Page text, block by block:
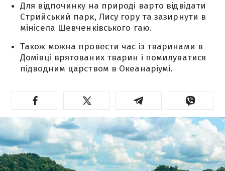
Для відпочинку на природі варто відвідати
Стрийський парк, Лису гору та зазирнути в
мінісела Шевченківського гаю.
Також можна провести час із тваринами в
Домівці врятованих тварин і помилуватися
підводним царством в Океанаріумі.